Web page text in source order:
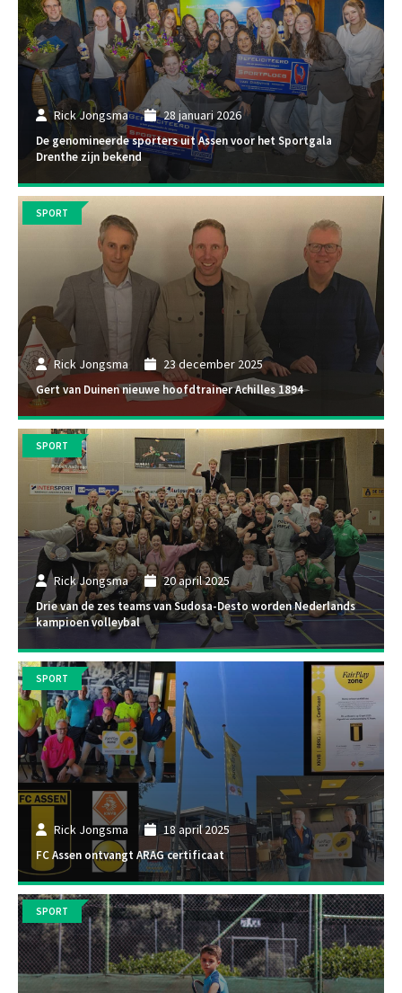
Rick Jongsma 28 januari 2026
De genomineerde sporters uit Assen voor het Sportgala
Drenthe zijn bekend
Rick Jongsma 23 december 2025
Gert van Duinen nieuwe hoofdtrainer Achilles 1894
SPORT
Rick Jongsma 20 april 2025
Drie van de zes teams van Sudosa-Desto worden Nederlands
kampioen volleybal
SPORT
Rick Jongsma 18 april 2025
FC Assen ontvangt ARAG certificaat
SPORT
SPORT